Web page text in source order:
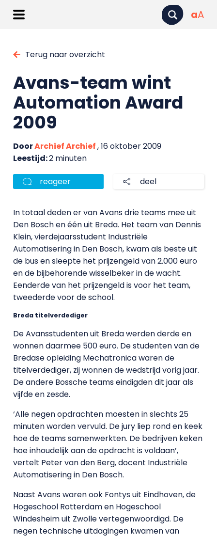
aA
Terug naar overzicht
Avans-team wint
Automation Award
2009
DoorArchief Archief, 16 oktober 2009
Leestijd:2 minuten
reageer deel
In totaal deden er van Avans drie teams mee uit
Den Bosch en één uit Breda. Het team van Dennis
Klein, vierdejaarsstudent Industriële
Automatisering in Den Bosch, kwam als beste uit
de bus en sleepte het prijzengeld van 2.000 euro
en de bijbehorende wisselbeker in de wacht.
Eenderde van het prijzengeld is voor het team,
tweederde voor de school.
Breda titelverdediger
De Avansstudenten uit Breda werden derde en
wonnen daarmee 500 euro. De studenten van de
Bredase opleiding Mechatronica waren de
titelverdediger, zij wonnen de wedstrijd vorig jaar.
De andere Bossche teams eindigden dit jaar als
vijfde en zesde.
‘Alle negen opdrachten moesten in slechts 25
minuten worden vervuld. De jury liep rond en keek
hoe de teams samenwerkten. De bedrijven keken
hoe inhoudelijk aan de opdracht is voldaan’,
vertelt Peter van den Berg, docent Industriële
Automatisering in Den Bosch.
Naast Avans waren ook Fontys uit Eindhoven, de
Hogeschool Rotterdam en Hogeschool
Windesheim uit Zwolle vertegenwoordigd. De
negen technische uitdagingen kwamen van